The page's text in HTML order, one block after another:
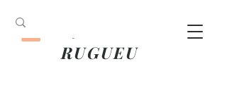
RUGUEU